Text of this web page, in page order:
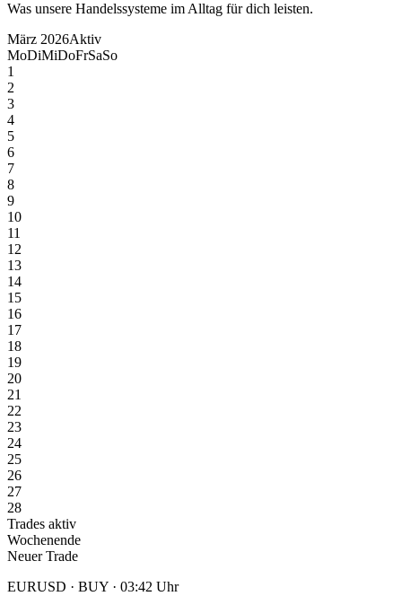
Was unsere Handelssysteme im Alltag für dich leisten.
März 2026Aktiv
MoDiMiDoFrSaSo
1
2
3
4
5
6
7
8
9
10
11
12
13
14
15
16
17
18
19
20
21
22
23
24
25
26
27
28
Trades aktiv
Wochenende
Neuer Trade
EURUSD · BUY · 03:42 Uhr